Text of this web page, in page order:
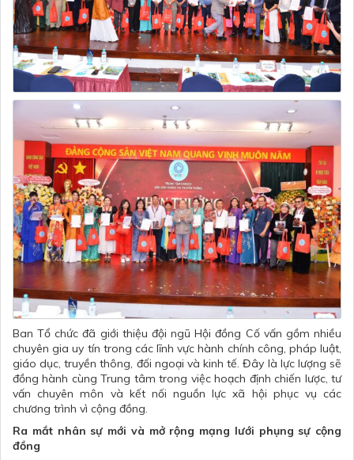
Ban Tổ chức đã giới thiệu đội ngũ Hội đồng Cố vấn gồm nhiều
chuyên gia uy tín trong các lĩnh vực hành chính công, pháp luật,
giáo dục, truyền thông, đối ngoại và kinh tế. Đây là lực lượng sẽ
đồng hành cùng Trung tâm trong việc hoạch định chiến lược, tư
vấn chuyên môn và kết nối nguồn lực xã hội phục vụ các
chương trình vì cộng đồng.
Ra mắt nhân sự mới và mở rộng mạng lưới phụng sự cộng
đồng